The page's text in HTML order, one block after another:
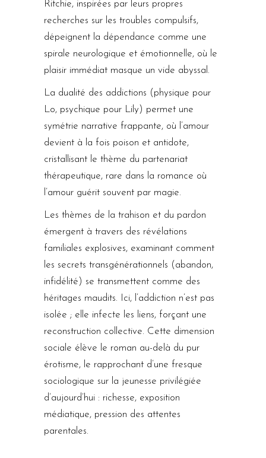
Ritchie, inspirées par leurs propres
recherches sur les troubles compulsifs,
dépeignent la dépendance comme une
spirale neurologique et émotionnelle, où le
plaisir immédiat masque un vide abyssal.
La dualité des addictions (physique pour
Lo, psychique pour Lily) permet une
symétrie narrative frappante, où l’amour
devient à la fois poison et antidote,
cristallisant le thème du partenariat
thérapeutique, rare dans la romance où
l’amour guérit souvent par magie.
Les thèmes de la trahison et du pardon
émergent à travers des révélations
familiales explosives, examinant comment
les secrets transgénérationnels (abandon,
infidélité) se transmettent comme des
héritages maudits. Ici, l’addiction n’est pas
isolée ; elle infecte les liens, forçant une
reconstruction collective. Cette dimension
sociale élève le roman au-delà du pur
érotisme, le rapprochant d’une fresque
sociologique sur la jeunesse privilégiée
d’aujourd’hui : richesse, exposition
médiatique, pression des attentes
parentales.